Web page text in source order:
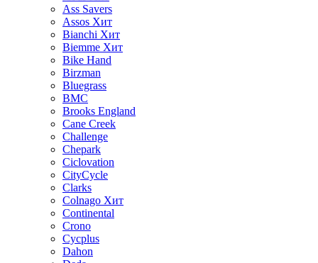
Ass Savers
Assos Хит
Bianchi Хит
Biemme Хит
Bike Hand
Birzman
Bluegrass
BMC
Brooks England
Cane Creek
Challenge
Chepark
Ciclovation
CityCycle
Clarks
Colnago Хит
Continental
Crono
Cycplus
Dahon